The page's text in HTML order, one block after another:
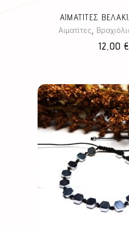
ΑΙΜΑΤΙΤΕΣ
Αιματίτες
12,00 €